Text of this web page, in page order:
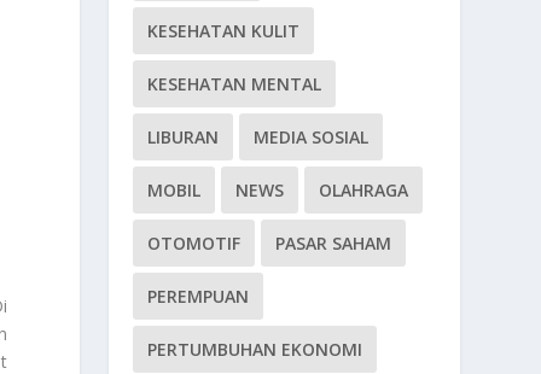
KESEHATAN KULIT
KESEHATAN MENTAL
LIBURAN MEDIA SOSIAL
MOBIL NEWS OLAHRAGA
OTOMOTIF PASAR SAHAM
PEREMPUAN
PERTUMBUHAN EKONOMI